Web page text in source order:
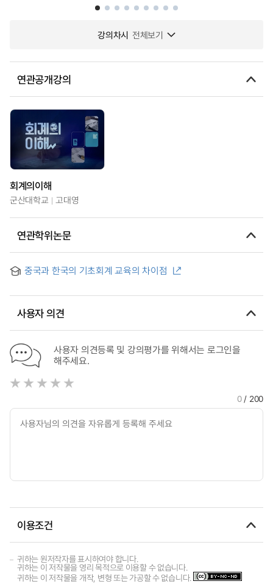
강의차시 전체보기
연관공개강의
회계의이해
군산대학교 고대영
연관학위논문
중국과 한국의 기초회계 교육의 차이점
사용자 의견
사용자 의견등록 및 강의평가를 위해서는 로그인을
해주세요.
0/ 200
이용조건
귀하는 원저작자를 표시하여야 합니다.
귀하는 이 저작물을 영리 목적으로 이용할 수 없습니다.
귀하는 이 저작물을 개작, 변형 또는 가공할 수 없습니다.